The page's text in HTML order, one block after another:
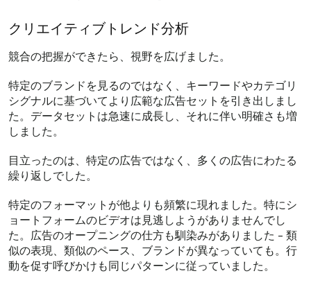
クリエイティブトレンド分析
競合の把握ができたら、視野を広げました。
特定のブランドを見るのではなく、キーワードやカテゴリ
シグナルに基づいてより広範な広告セットを引き出しまし
た。データセットは急速に成長し、それに伴い明確さも増
しました。
目立ったのは、特定の広告ではなく、多くの広告にわたる
繰り返しでした。
特定のフォーマットが他よりも頻繁に現れました。特にシ
ョートフォームのビデオは見逃しようがありませんでし
た。広告のオープニングの仕方も馴染みがありました - 類
似の表現、類似のペース、ブランドが異なっていても。行
動を促す呼びかけも同じパターンに従っていました。